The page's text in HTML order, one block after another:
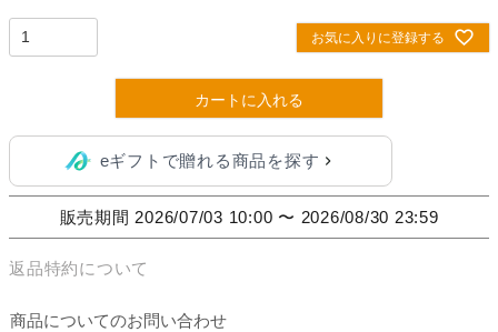
お気に入りに登録する
カートに入れる
eギフトで贈れる商品を探す
販売期間 2026/07/03 10:00 〜 2026/08/30 23:59
返品特約について
商品についてのお問い合わせ